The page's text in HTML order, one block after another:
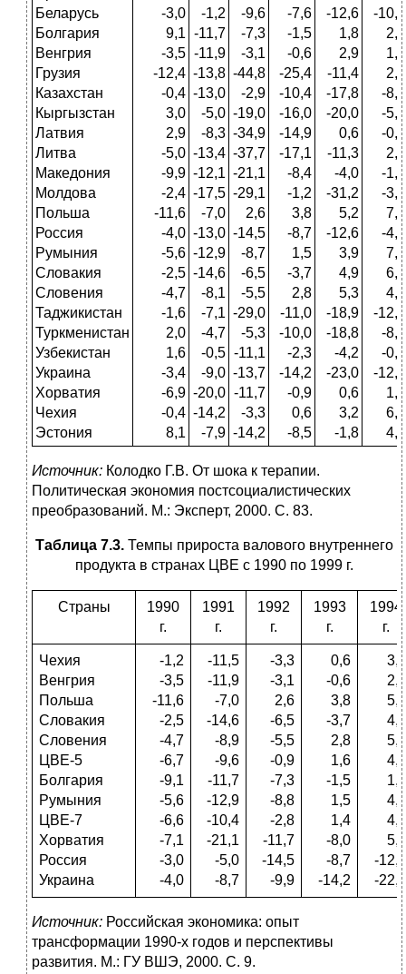
Беларусь
Болгария
Венгрия
Грузия
Казахстан
Кыргызстан
Латвия
Литва
Македония
Молдова
Польша
Россия
Румыния
Словакия
Словения
Таджикистан
Туркменистан
Узбекистан
Украина
Хорватия
Чехия
Эстония
-3,0
9,1
-3,5
-12,4
-0,4
3,0
2,9
-5,0
-9,9
-2,4
-11,6
-4,0
-5,6
-2,5
-4,7
-1,6
2,0
1,6
-3,4
-6,9
-0,4
8,1
-1,2
-11,7
-11,9
-13,8
-13,0
-5,0
-8,3
-13,4
-12,1
-17,5
-7,0
-13,0
-12,9
-14,6
-8,1
-7,1
-4,7
-0,5
-9,0
-20,0
-14,2
-7,9
-9,6
-7,3
-3,1
-44,8
-2,9
-19,0
-34,9
-37,7
-21,1
-29,1
2,6
-14,5
-8,7
-6,5
-5,5
-29,0
-5,3
-11,1
-13,7
-11,7
-3,3
-14,2
-7,6
-1,5
-0,6
-25,4
-10,4
-16,0
-14,9
-17,1
-8,4
-1,2
3,8
-8,7
1,5
-3,7
2,8
-11,0
-10,0
-2,3
-14,2
-0,9
0,6
-8,5
-12,6
1,8
2,9
-11,4
-17,8
-20,0
0,6
-11,3
-4,0
-31,2
5,2
-12,6
3,9
4,9
5,3
-18,9
-18,8
-4,2
-23,0
0,6
3,2
-1,8
-10,4
2,1
1,5
2,4
-8,9
-5,4
-0,8
2,3
-1,4
-3,0
7,0
-4,0
7,1
6,8
4,1
-12,5
-8,2
-0,9
-12,2
1,6
6,4
4,3
Источник: Колодко Г.В. От шока к терапии.
Политическая экономия постсоциалистических
преобразований. М.: Эксперт, 2000. С. 83.
Таблица 7.3. Темпы прироста валового внутреннего
продукта в странах ЦВЕ с 1990 по 1999 г.
Страны
1990
г.
1991
г.
1992
г.
1993
г.
1994
г.
Чехия
Венгрия
Польша
Словакия
Словения
ЦВЕ-5
Болгария
Румыния
ЦВЕ-7
Хорватия
Россия
Украина
-1,2
-3,5
-11,6
-2,5
-4,7
-6,7
-9,1
-5,6
-6,6
-7,1
-3,0
-4,0
-11,5
-11,9
-7,0
-14,6
-8,9
-9,6
-11,7
-12,9
-10,4
-21,1
-5,0
-8,7
-3,3
-3,1
2,6
-6,5
-5,5
-0,9
-7,3
-8,8
-2,8
-11,7
-14,5
-9,9
0,6
-0,6
3,8
-3,7
2,8
1,6
-1,5
1,5
1,4
-8,0
-8,7
-14,2
3,2
2,9
5,2
4,9
5,3
4,3
1,8
4,0
4,1
5,9
-12,7
-22,9
Источник: Российская экономика: опыт
трансформации 1990-х годов и перспективы
развития. М.: ГУ ВШЭ, 2000. С. 9.